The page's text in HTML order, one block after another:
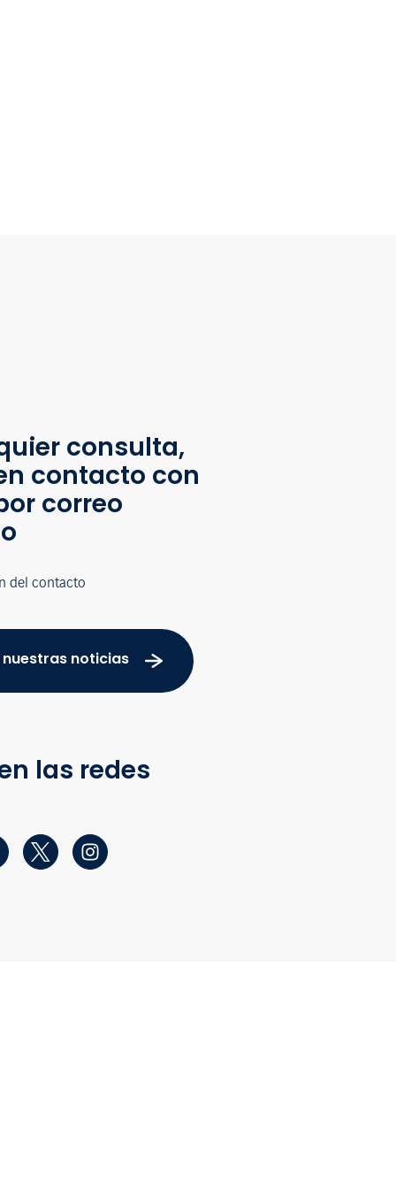
consulta,
contacto con
correo
del contacto
noticias
las redes